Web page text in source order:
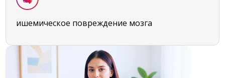
ишемическое повреждение мозга